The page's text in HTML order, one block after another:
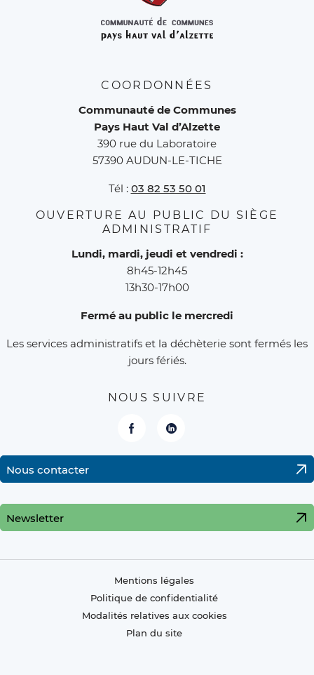
COORDONNÉES
Communauté de Communes
Pays Haut Val d’Alzette
390 rue du Laboratoire
57390 AUDUN-LE-TICHE
Tél : 03 82 53 50 01
OUVERTURE AU PUBLIC DU SIÈGE
ADMINISTRATIF
Lundi, mardi, jeudi et vendredi :
8h45-12h45
13h30-17h00
Fermé au public le mercredi
Les services administratifs et la déchèterie sont fermés les
jours fériés.
NOUS SUIVRE
FacebookLinkedIn
Nous contacter
Newsletter
Mentions légales
Politique de confidentialité
Modalités relatives aux cookies
Plan du site